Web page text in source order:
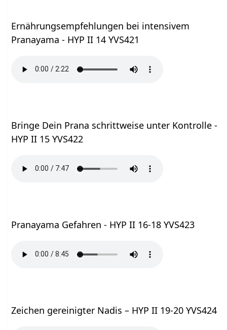
Ernährungsempfehlungen bei intensivem
Pranayama - HYP II 14 YVS421
Bringe Dein Prana schrittweise unter Kontrolle -
HYP II 15 YVS422
Pranayama Gefahren - HYP II 16-18 YVS423
Zeichen gereinigter Nadis – HYP II 19-20 YVS424